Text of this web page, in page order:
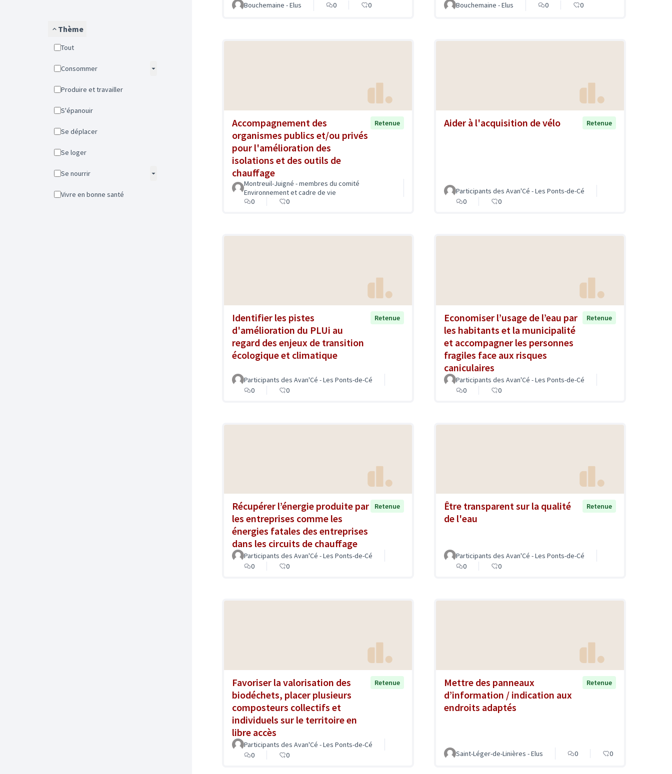
Thème
Tout
Consommer
Produire et travailler
S'épanouir
Se déplacer
Se loger
Se nourrir
Vivre en bonne santé
Bouchemaine - Elus 0 0 Bouchemaine - Elus 0 0
Accompagnement des
organismes publics et/ou privés
pour l'amélioration des
isolations et des outils de
chauffage
Retenue
Montreuil-Juigné - membres du comité
Environnement et cadre de vie
0
0
Aider à l'acquisition de vélo Retenue
Participants des Avan'Cé - Les Ponts-de-Cé
0
0
Identifier les pistes
d'amélioration du PLUi au
regard des enjeux de transition
écologique et climatique
Retenue
Participants des Avan'Cé - Les Ponts-de-Cé
0
0
Economiser l’usage de l’eau par
les habitants et la municipalité
et accompagner les personnes
fragiles face aux risques
caniculaires
Retenue
Participants des Avan'Cé - Les Ponts-de-Cé
0
0
Récupérer l’énergie produite par
les entreprises comme les
énergies fatales des entreprises
dans les circuits de chauffage
Retenue
Participants des Avan'Cé - Les Ponts-de-Cé
0
0
Être transparent sur la qualité
de l'eau
Retenue
Participants des Avan'Cé - Les Ponts-de-Cé
0
0
Favoriser la valorisation des
biodéchets, placer plusieurs
composteurs collectifs et
individuels sur le territoire en
libre accès
Retenue
Participants des Avan'Cé - Les Ponts-de-Cé
0
0
Mettre des panneaux
d’information / indication aux
endroits adaptés
Retenue
Saint-Léger-de-Linières - Elus 0 0